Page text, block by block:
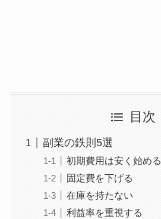
目次
副業の鉄則5選
初期費用は安く始める
固定費を下げる
在庫を持たない
利益率を重視する